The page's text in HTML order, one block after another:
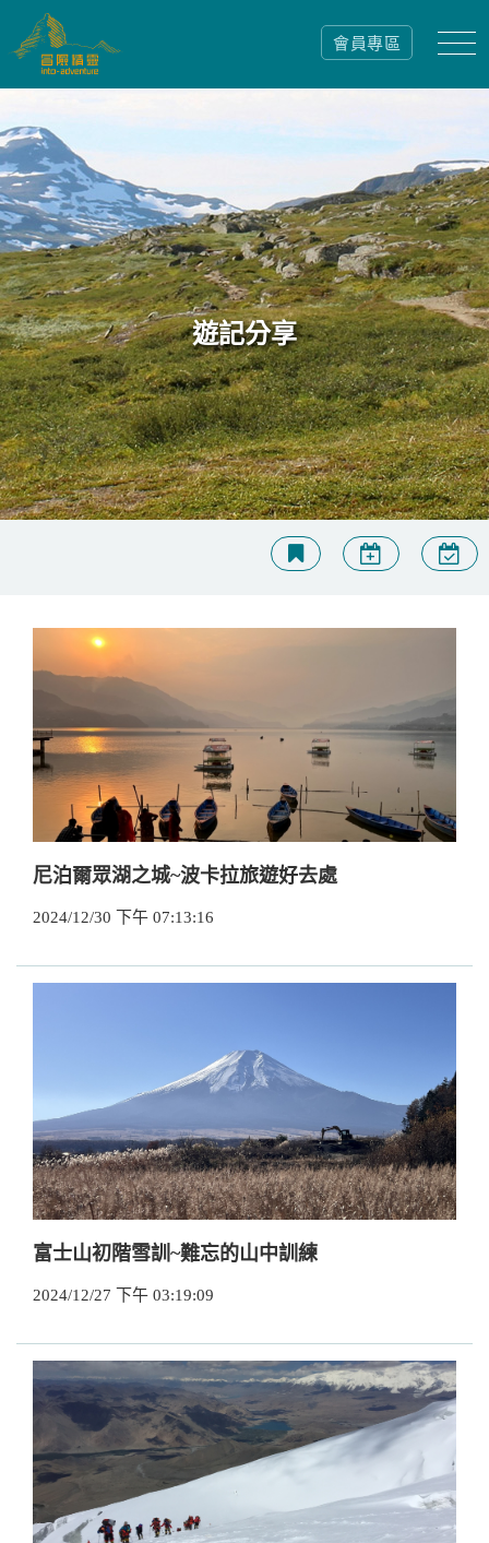
會員專區
遊記分享
尼泊爾眾湖之城~波卡拉旅遊好去處
2024/12/30 下午 07:13:16
富士山初階雪訓~難忘的山中訓練
2024/12/27 下午 03:19:09